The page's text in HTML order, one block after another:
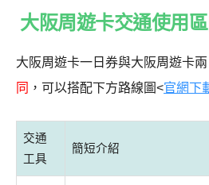
大阪周遊卡交通使用
大阪周遊卡一日券與大阪周遊卡
同 ，可以搭配下方路線圖<官網下
交通
工具
簡短介紹